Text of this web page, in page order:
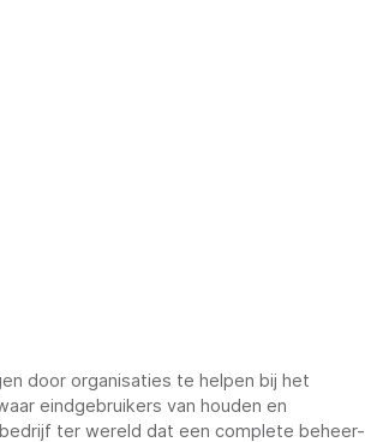
door organisaties te helpen bij het
eindgebruikers van houden en
ter wereld dat een complete beheer-